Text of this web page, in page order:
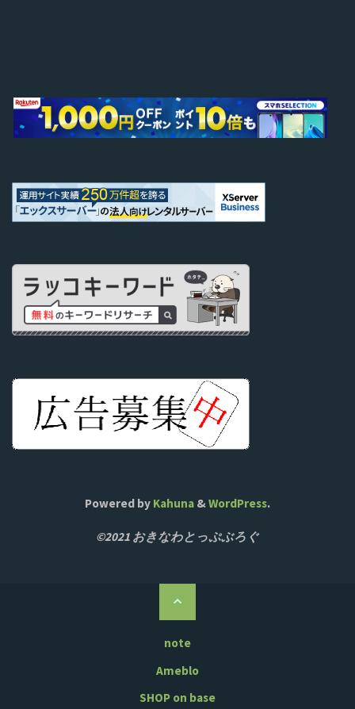
Powered by Kahuna &WordPress.
©2021 おきなわとっぷぶろぐ
note
Ameblo
SHOP on base
ト
ッ
プ
る